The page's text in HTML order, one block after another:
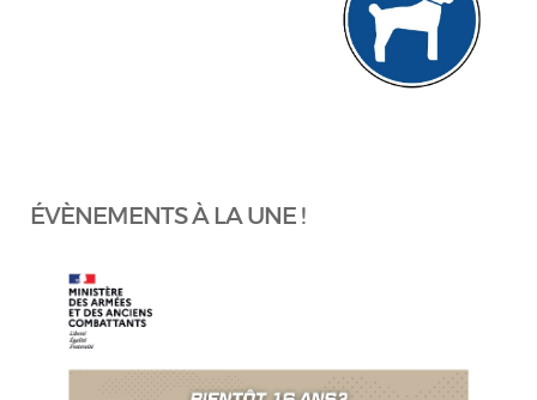
ÉVÈNEMENTS À LA UNE !